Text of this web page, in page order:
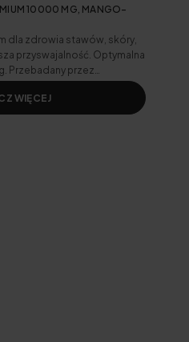
10000 MG, MANGO-
dla zdrowia stawów, skóry,
przyswajalność. Optymalna
Przebadany przez
WIĘCEJ